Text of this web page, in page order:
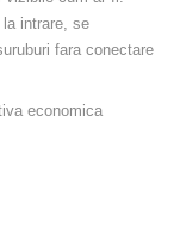
intrare, se
fara conectare
economica